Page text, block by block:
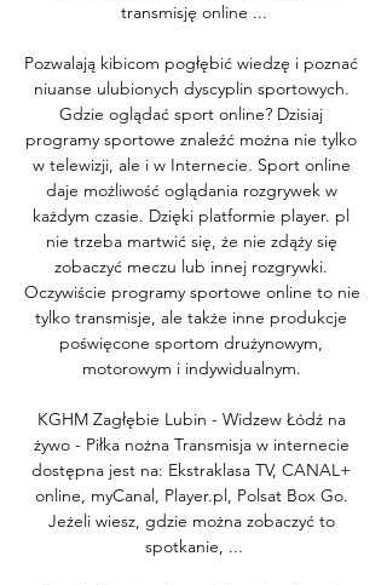
transmisję online ...
Pozwalają kibicom pogłębić wiedzę i poznać
niuanse ulubionych dyscyplin sportowych.
Gdzie oglądać sport online? Dzisiaj
programy sportowe znaleźć można nie tylko
w telewizji, ale i w Internecie. Sport online
daje możliwość oglądania rozgrywek w
każdym czasie. Dzięki platformie player. pl
nie trzeba martwić się, że nie zdąży się
zobaczyć meczu lub innej rozgrywki.
Oczywiście programy sportowe online to nie
tylko transmisje, ale także inne produkcje
poświęcone sportom drużynowym,
motorowym i indywidualnym.
KGHM Zagłębie Lubin - Widzew Łódź na
żywo - Piłka nożna Transmisja w internecie
dostępna jest na: Ekstraklasa TV, CANAL+
online, myCanal, Player.pl, Polsat Box Go.
Jeżeli wiesz, gdzie można zobaczyć to
spotkanie, ...